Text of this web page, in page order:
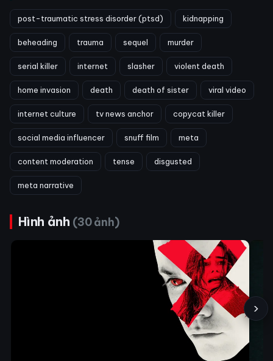
post-traumatic stress disorder (ptsd) kidnapping
beheading trauma sequel murder
serial killer internet slasher violent death
home invasion death death of sister viral video
internet culture tv news anchor copycat killer
social media influencer snuff film meta
content moderation tense disgusted
meta narrative
Hình ảnh (30 ảnh)
›